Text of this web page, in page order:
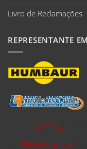
Livro de Reclamações
REPRESENTANTE